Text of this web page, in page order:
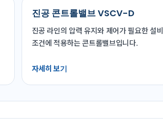
진공 콘트롤밸브 VSCV-D
진공 라인의 압력 유지와 제어가 필요한 설비
조건에 적용하는 콘트롤밸브입니다.
자세히 보기